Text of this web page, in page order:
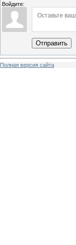
Войдите:
Отправить
Полная версия сайта